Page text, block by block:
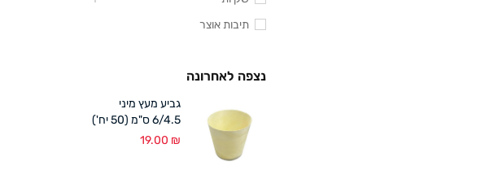
תיבות אוצר
נצפה לאחרונה
גביע מעץ מיני
6/4.5 ס"מ (50 יח')
19.00 ₪